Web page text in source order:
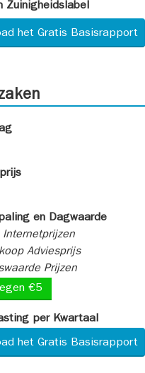
Zuinigheidslabel
het Gratis Basisrapport
en Dagwaarde
Internetprijzen
Adviesprijs
Prijzen
€5
per Kwartaal
het Gratis Basisrapport